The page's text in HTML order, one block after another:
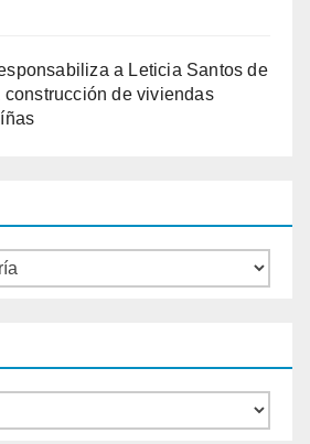
a Leticia Santos de
construcción de viviendas